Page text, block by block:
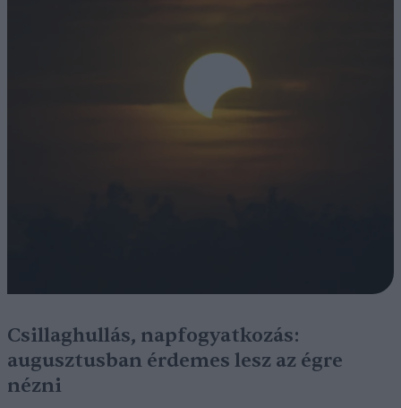
Csillaghullás, napfogyatkozás:
augusztusban érdemes lesz az égre
nézni